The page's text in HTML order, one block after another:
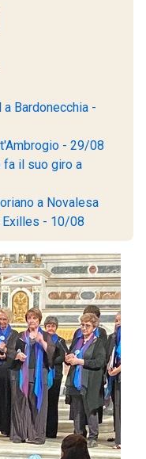
Bardonecchia -
- 29/08
fa il suo giro a
a Novalesa
Exilles - 10/08